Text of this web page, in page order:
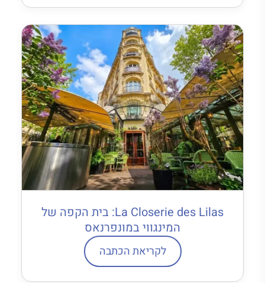
La Closerie des Lilas: בית הקפה של
המינגווי במונפרנאס
לקריאת הכתבה